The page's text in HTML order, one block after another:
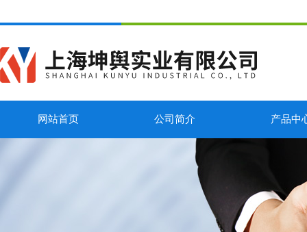
网站首页 公司简介 产品中